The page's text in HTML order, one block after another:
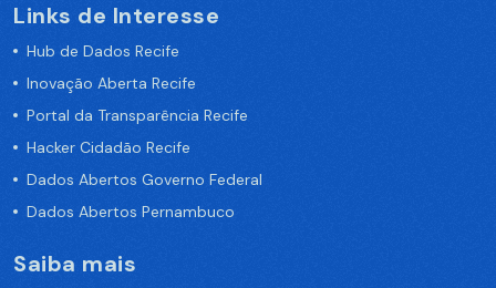
Links de Interesse
Hub de Dados Recife
Inovação Aberta Recife
Portal da Transparência Recife
Hacker Cidadão Recife
Dados Abertos Governo Federal
Dados Abertos Pernambuco
Saiba mais